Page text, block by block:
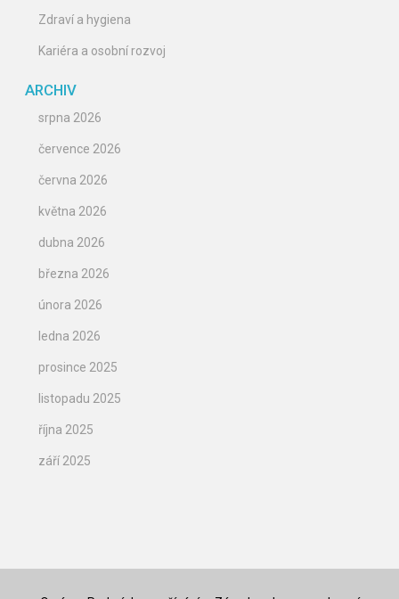
Zdraví a hygiena
Kariéra a osobní rozvoj
ARCHIV
srpna 2026
července 2026
června 2026
května 2026
dubna 2026
března 2026
února 2026
ledna 2026
prosince 2025
listopadu 2025
října 2025
září 2025